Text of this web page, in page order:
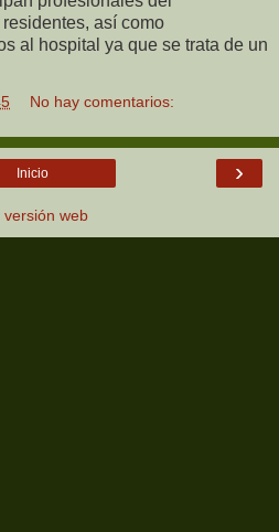
así como
al hospital ya que se trata de un
No hay comentarios:
›
Inicio
versión web